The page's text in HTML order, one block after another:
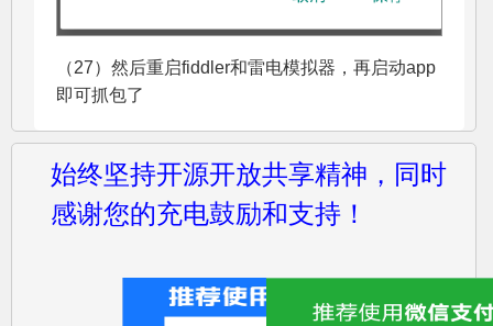
（27）然后重启fiddler和雷电模拟器，再启动app
即可抓包了
始终坚持开源开放共享精神，同时
感谢您的充电鼓励和支持！